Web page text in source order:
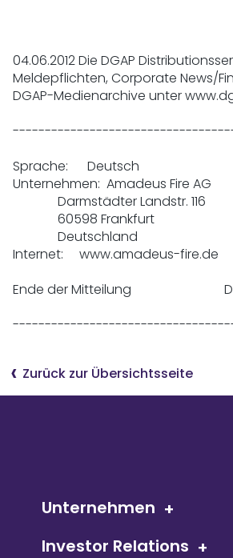
04.06.2012 Die DGAP
Meldepflichten, Corporate News/
DGAP-Medienarchive unter
Sprache:      Deutsch
Unternehmen:  Amadeus Fire AG
              Darmstädter Landstr. 116
              60598 Frankfurt
              Deutschland
Internet:     www.amadeus-fire.de
Ende der Mitteilung
Zurück zur Übersichtsseite
Unternehmen
Investor Relations